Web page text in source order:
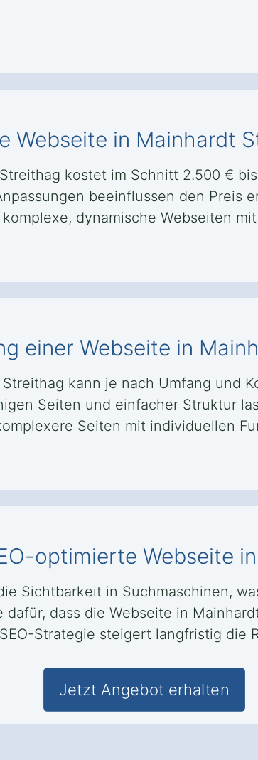
Webseite in Mainhardt
kostet im Schnitt 2.500 €
beeinflussen den Preis
dynamische Webseiten
einer Webseite in
kann je nach Umfang und
Seiten und einfacher Struktur
Seiten mit individuellen
optimierte Webseite
Sichtbarkeit in Suchmaschinen,
dass die Webseite in
Strategie steigert langfristig die
Jetzt Angebot erhalten